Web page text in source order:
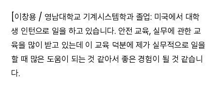
[이창용 / 영남대학교 기계시스템학과 졸업: 미국에서 대학
생 인턴으로 일을 하고 있습니다. 안전 교육, 실무에 관한 교
육을 많이 받고 있는데 이 교육 덕분에 제가 실무적으로 일을
할 때 많은 도움이 되는 것 같아서 좋은 경험이 될 것 같습니
다.